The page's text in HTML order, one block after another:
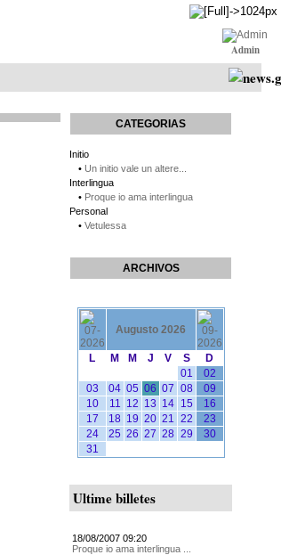
Admin
CATEGORIAS
Initio
• Un initio vale un altere...
Interlingua
• Proque io ama interlingua
Personal
• Vetulessa
ARCHIVOS
Augusto 2026
L M M J V S
D
01
02
03
04 05 06 07 08
09
10
11 12 13 14 15
16
17
18 19 20 21 22
23
24
25 26 27 28 29
30
31
Ultime billetes
18/08/2007 09:20
Proque io ama interlingua ...